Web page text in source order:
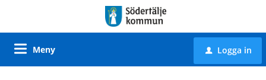
Meny u Logga in